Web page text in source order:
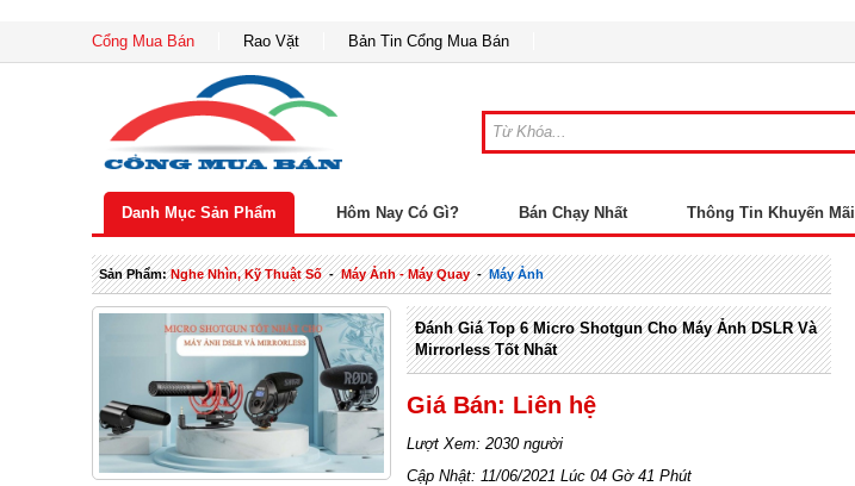
Cổng Mua Bán Rao Vặt Bản Tin Cổng Mua Bán
Danh Mục Sản Phẩm Hôm Nay Có Gì? Bán Chạy Nhất Thông Tin Khuyến Mãi
Sản Phẩm:Nghe Nhìn, Kỹ Thuật Số-Máy Ảnh - Máy Quay-Máy Ảnh
Đánh Giá Top 6 Micro Shotgun Cho Máy Ảnh DSLR Và
Mirrorless Tốt Nhất
Giá Bán: Liên hệ
Lượt Xem: 2030 người
Cập Nhật: 11/06/2021 Lúc 04 Gờ 41 Phút